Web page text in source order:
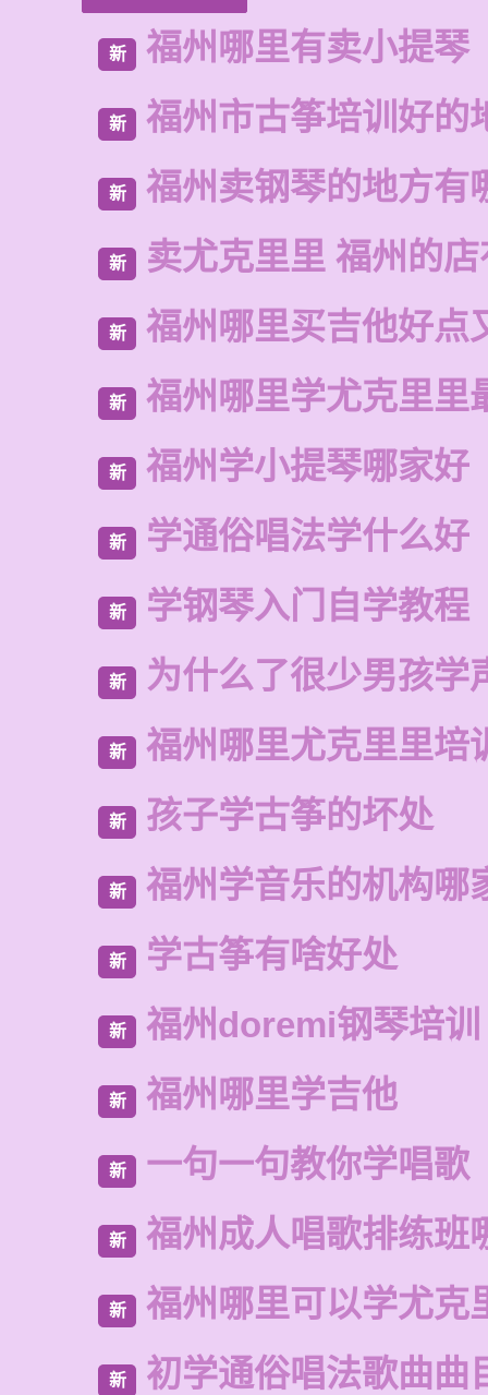
新 福州哪里有卖小提琴
新 福州市古筝培训好的
新 福州卖钢琴的地方有
新 卖尤克里里 福州的
新 福州哪里买吉他好点
新 福州哪里学尤克里里
新 福州学小提琴哪家好
新 学通俗唱法学什么好
新 学钢琴入门自学教程
新 为什么了很少男孩学
新 福州哪里尤克里里培
新 孩子学古筝的坏处
新 福州学音乐的机构哪
新 学古筝有啥好处
新 福州doremi钢琴培训
新 福州哪里学吉他
新 一句一句教你学唱歌
新 福州成人唱歌排练班
新 福州哪里可以学尤克
新 初学通俗唱法歌曲曲